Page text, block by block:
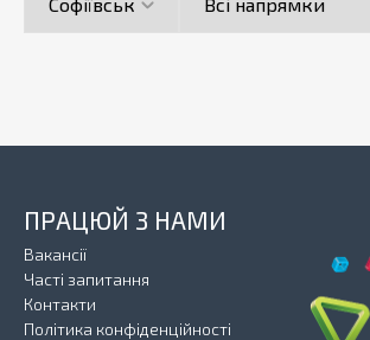
ПРАЦЮЙ З НАМИ
Вакансії
Часті запитання
Контакти
Політика конфіденційності